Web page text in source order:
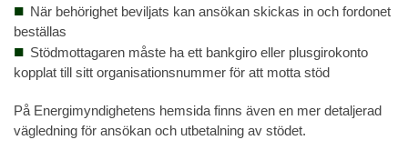
När behörighet beviljats kan ansökan skickas in och fordonet
beställas
Stödmottagaren måste ha ett bankgiro eller plusgirokonto
kopplat till sitt organisationsnummer för att motta stöd
På Energimyndighetens hemsida finns även en mer detaljerad
vägledning för ansökan och utbetalning av stödet.